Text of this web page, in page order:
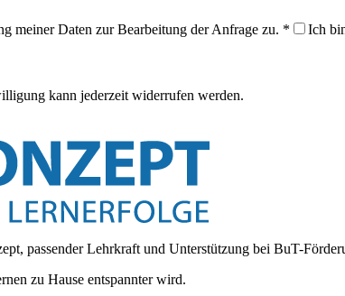
meiner Daten zur Bearbeitung der Anfrage zu. *
Ich
kann jederzeit widerrufen werden.
passender Lehrkraft und Unterstützung bei BuT-
zu Hause entspannter wird.